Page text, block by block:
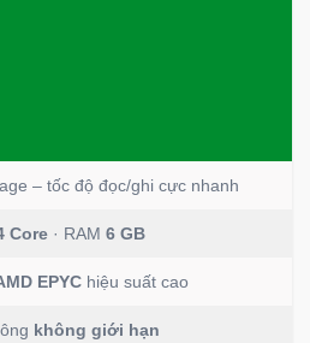
– tốc độ đọc/ghi cực nhanh
Core · RAM 6 GB
EPYChiệu suất cao
không giới hạn